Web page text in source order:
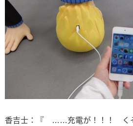
香吉士：『 ……充電が！！！ く